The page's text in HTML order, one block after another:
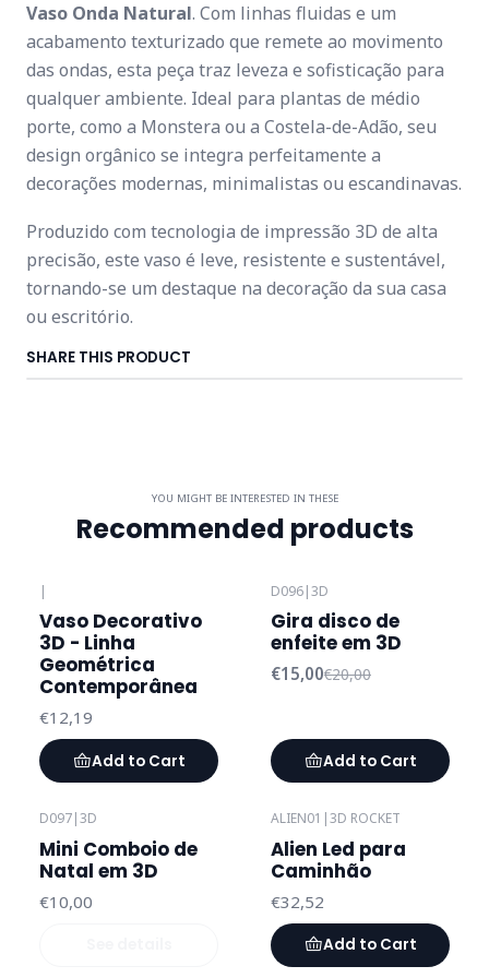
Vaso Onda Natural. Com linhas fluidas e um
acabamento texturizado que remete ao movimento
das ondas, esta peça traz leveza e sofisticação para
qualquer ambiente. Ideal para plantas de médio
porte, como a Monstera ou a Costela-de-Adão, seu
design orgânico se integra perfeitamente a
decorações modernas, minimalistas ou escandinavas.
Produzido com tecnologia de impressão 3D de alta
precisão, este vaso é leve, resistente e sustentável,
tornando-se um destaque na decoração da sua casa
ou escritório.
SHARE THIS PRODUCT
YOU MIGHT BE INTERESTED IN THESE
Recommended products
|
Vaso Decorativo
3D - Linha
Geométrica
Contemporânea
€12,19
Add to Cart
D096|3D
Gira disco de
enfeite em 3D
€15,00€20,00
Add to Cart
D097|3D
Mini Comboio de
Natal em 3D
€10,00
ALIEN01 |3D ROCKET
Alien Led para
Caminhão
€32,52
Add to Cart